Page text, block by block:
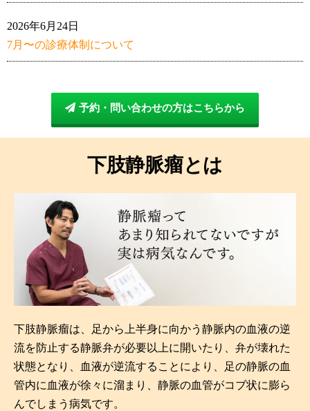
7月〜の診療体制について
2026年6月24日
予約・問い合わせの方はこちらから
下肢静脈瘤とは​
下肢静脈瘤は、足から上半身に向かう静脈内の血液の逆
流を防止する静脈弁が必要以上に開いたり、弁が壊れた
状態となり、血液が逆流することにより、足の静脈の血
管内に血液が徐々に溜まり、静脈の血管がコブ状に膨ら
んでしまう病気です。